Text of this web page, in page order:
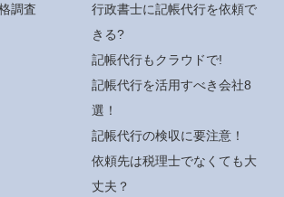
調査
行政書士に記帳代行を依頼で
きる?
記帳代行もクラウドで!
記帳代行を活用すべき会社8
選！
記帳代行の検収に要注意！
依頼先は税理士でなくても大
丈夫？